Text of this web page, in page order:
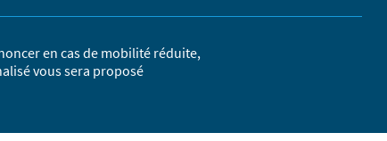
en cas de mobilité réduite,
vous sera proposé